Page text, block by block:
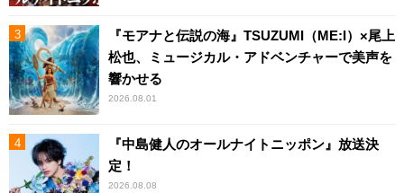
『モアナと伝説の海』TSUZUMI（ME:I）×尾上
松也、ミュージカル・アドベンチャーで美声を
響かせる
2026.08.01
『中島健人のオールナイトニッポン』放送決
定！
2026.08.08